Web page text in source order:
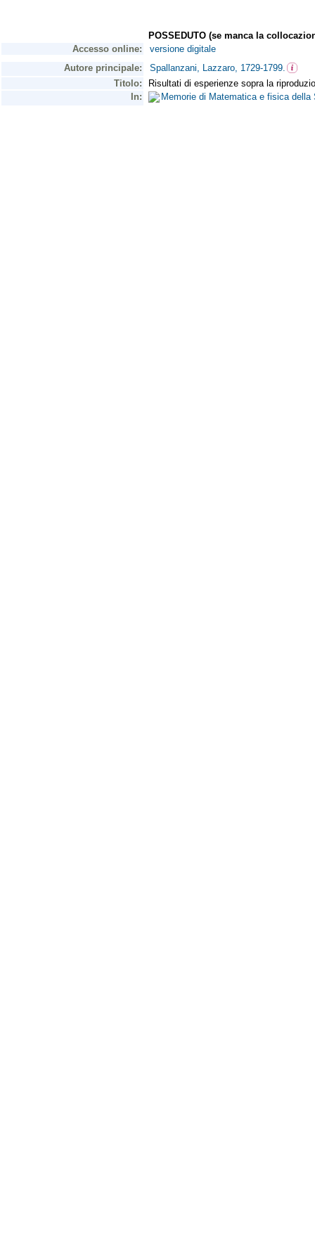
POSSEDUTO (se manca la
Accesso online:
versione digitale
Autore principale:
Spallanzani, Lazzaro, 1729-1799.
Titolo:
Risultati di esperienze sopra la
In:
Memorie di Matematica e fisica